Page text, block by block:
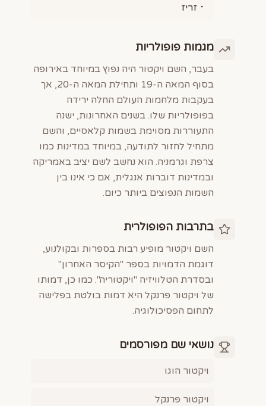
זריז
מגמות פופולריות
בעבר, השם ויקטור היה נפוץ במיוחד באירופה
בסוף המאה ה-19 ותחילת המאה ה-20, אך
בעקבות מלחמות העולם החלה ירידה
בפופולריות שלו. בשנים האחרונות, ישנה
התעוררות מסוימת בשמות קלאסיים, והשם
מתחיל לחזור לתודעה, במיוחד במדינות כמו
צרפת וגרמניה. הוא נחשב לשם יציב באמריקה
ובמדינות דוברות אנגלית, אם כי אינו בין
השמות הנפוצים ביותר כיום.
בתרבות הפופולרית
השם ויקטור מופיע רבות בספרות ובקולנוע,
דוגמת הדמויות בספר "הקיסר האחרון"
ובסדרת הטלוויזיה "ויקטוריה". כמו כן, דמותו
של ויקטור פרנקל היא דמות בולטת בפלישה
לתחום הפסיכולוגיה.
נושאי שם מפורסמים
ויקטור הוגו
ויקטור פרנקל